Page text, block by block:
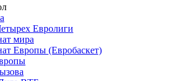
Евролиги
мира
Европы (Евробаскет)